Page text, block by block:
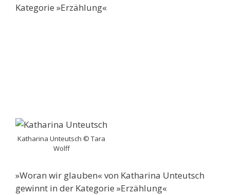
Kategorie »Erzählung«
Katharina Unteutsch © Tara
Wolff
»Woran wir glauben« von Katharina Unteutsch
gewinnt in der Kategorie »Erzählung«